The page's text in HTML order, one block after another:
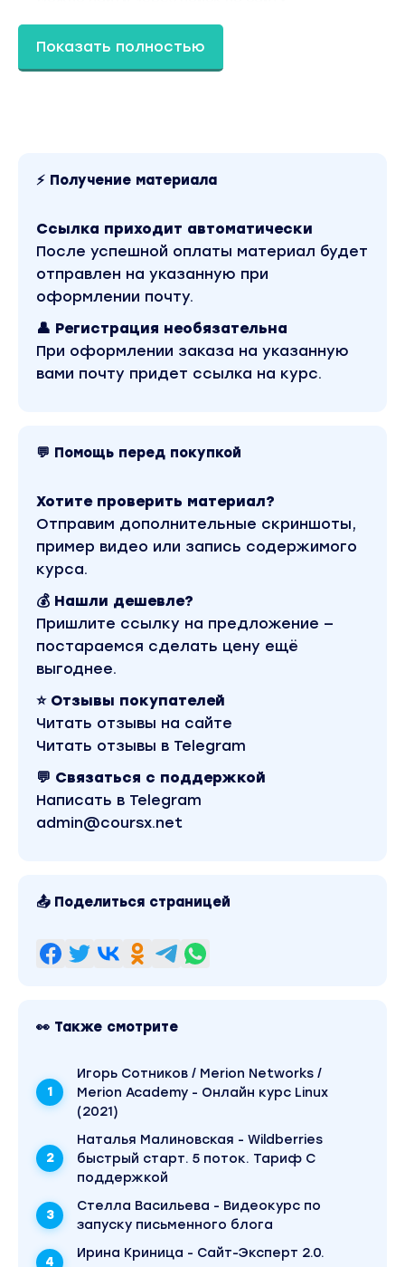
Показать полностью
⚡ Получение материала
Ссылка приходит автоматически
После успешной оплаты материал будет
отправлен на указанную при
оформлении почту.
👤 Регистрация необязательна
При оформлении заказа на указанную
вами почту придет ссылка на курс.
💬 Помощь перед покупкой
Хотите проверить материал?
Отправим дополнительные скриншоты,
пример видео или запись содержимого
курса.
💰 Нашли дешевле?
Пришлите ссылку на предложение —
постараемся сделать цену ещё
выгоднее.
⭐ Отзывы покупателей
Читать отзывы на сайте
Читать отзывы в Telegram
💬 Связаться с поддержкой
Написать в Telegram
admin@coursx.net
📤 Поделиться страницей
👀 Также смотрите
Игорь Сотников / Merion Networks /
Merion Academy - Онлайн курс Linux
(2021)
Наталья Малиновская - Wildberries
быстрый старт. 5 поток. Тариф С
поддержкой
Стелла Васильева - Видеокурс по
запуску письменного блога
Ирина Криница - Сайт-Эксперт 2.0.